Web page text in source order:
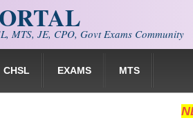
MTS, JE, CPO, Govt Exams Community
CHSL EXAMS MTS